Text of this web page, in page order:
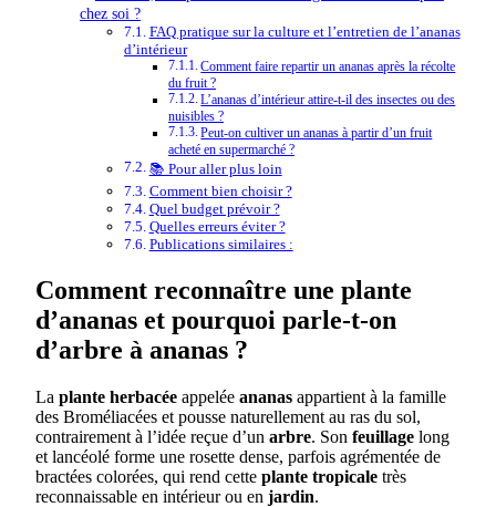
chez soi ?
FAQ pratique sur la culture et l’entretien de l’ananas
d’intérieur
Comment faire repartir un ananas après la récolte
du fruit ?
L’ananas d’intérieur attire-t-il des insectes ou des
nuisibles ?
Peut-on cultiver un ananas à partir d’un fruit
acheté en supermarché ?
📚 Pour aller plus loin
Comment bien choisir ?
Quel budget prévoir ?
Quelles erreurs éviter ?
Publications similaires :
Comment reconnaître une plante
d’ananas et pourquoi parle-t-on
d’arbre à ananas ?
La plante herbacée appelée ananas appartient à la famille
des Broméliacées et pousse naturellement au ras du sol,
contrairement à l’idée reçue d’un arbre. Son feuillage long
et lancéolé forme une rosette dense, parfois agrémentée de
bractées colorées, qui rend cette plante tropicale très
reconnaissable en intérieur ou en jardin.